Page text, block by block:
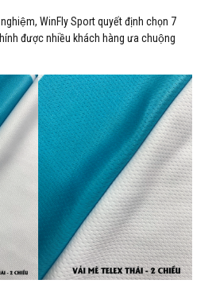
WinFly Sport quyết định chọn 7
được nhiều khách hàng ưa chuộng